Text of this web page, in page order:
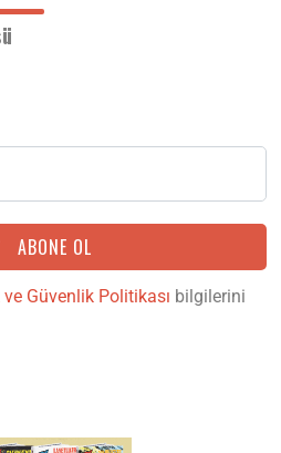
ABONE OL
Güvenlik Politikası bilgilerini